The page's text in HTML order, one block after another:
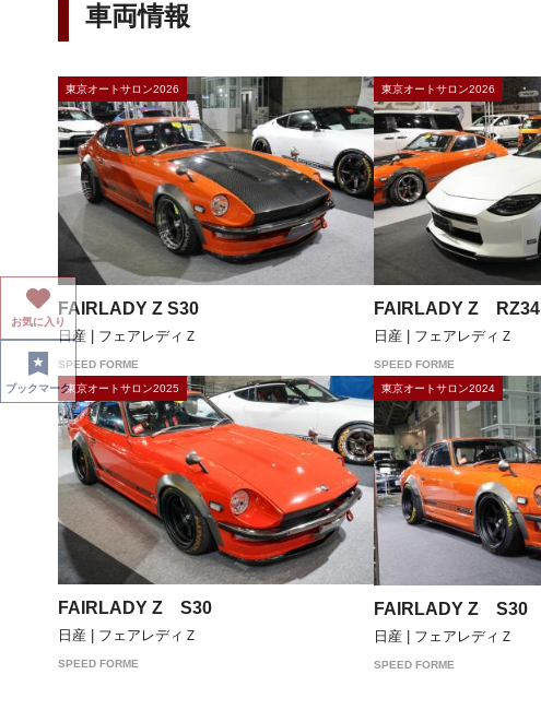
車両情報
東京オートサロン2026
FAIRLADY Z S30
日産 | フェアレディＺ
SPEED FORME
東京オートサロン2026
FAIRLADY Z RZ34
日産 | フェアレディＺ
SPEED FORME
東京オートサロン2025
FAIRLADY Z S30
日産 | フェアレディＺ
SPEED FORME
東京オートサロン2024
FAIRLADY Z S30
日産 | フェアレディＺ
SPEED FORME
お気に入り
ブックマーク